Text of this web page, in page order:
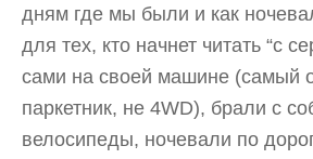
дням где мы были и как
для тех, кто начнет читать “с
сами на своей машине (самый
паркетник, не 4WD), брали с
велосипеды, ночевали по